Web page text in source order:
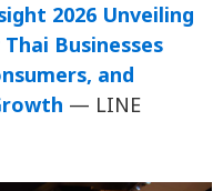
2026 Unveiling
Businesses
and
— LINE